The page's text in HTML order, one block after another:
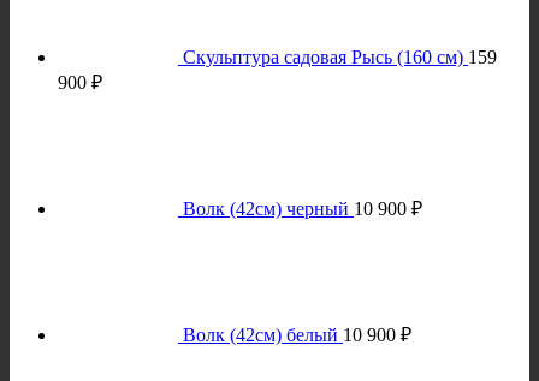
Скульптура садовая Рысь (160 см) 159
900 ₽
Волк (42см) черный 10 900 ₽
Волк (42см) белый 10 900 ₽